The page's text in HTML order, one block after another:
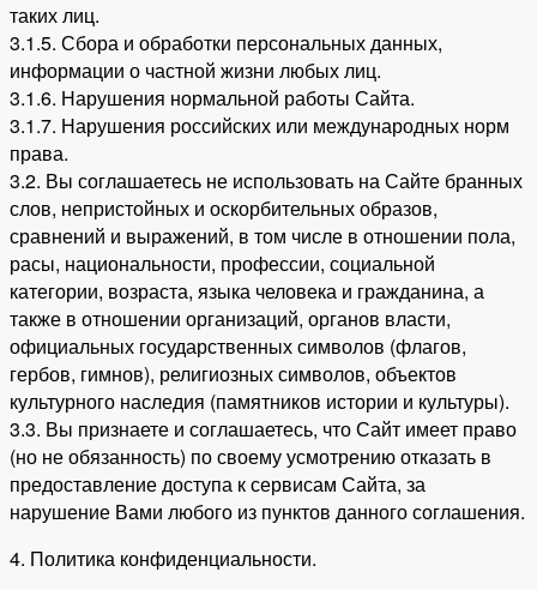
таких лиц.
3.1.5. Сбора и обработки персональных данных,
информации о частной жизни любых лиц.
3.1.6. Нарушения нормальной работы Сайта.
3.1.7. Нарушения российских или международных норм
права.
3.2. Вы соглашаетесь не использовать на Сайте бранных
слов, непристойных и оскорбительных образов,
сравнений и выражений, в том числе в отношении пола,
расы, национальности, профессии, социальной
категории, возраста, языка человека и гражданина, а
также в отношении организаций, органов власти,
официальных государственных символов (флагов,
гербов, гимнов), религиозных символов, объектов
культурного наследия (памятников истории и культуры).
3.3. Вы признаете и соглашаетесь, что Сайт имеет право
(но не обязанность) по своему усмотрению отказать в
предоставление доступа к сервисам Сайта, за
нарушение Вами любого из пунктов данного соглашения.
4. Политика конфиденциальности.